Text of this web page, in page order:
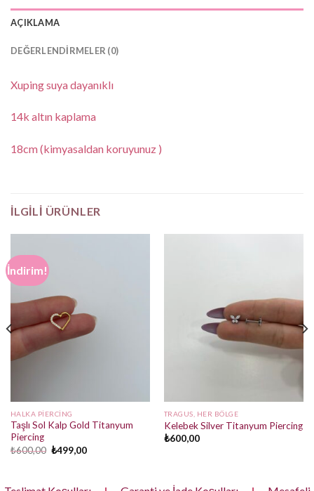
AÇIKLAMA
DEĞERLENDIRMELER (0)
Xuping suya dayanıklı
14k altın kaplama
18cm (kimyasaldan koruyunuz )
İLGILI ÜRÜNLER
İndirim!
HALKA PIERCING
Taşlı Sol Kalp Gold Titanyum
Piercing
₺600,00 Orijinal
₺499,00Şu
TRAGUS, HER BÖLGE
Kelebek Silver Titanyum Piercing
₺600,00